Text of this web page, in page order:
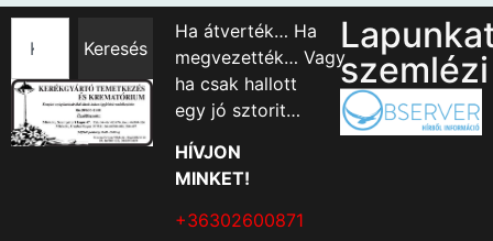
Keresés
Ha átverték… Ha
megvezették… Vagy
ha csak hallott
egy jó sztorit…
HÍVJON
MINKET!
+36302600871
szemlézi